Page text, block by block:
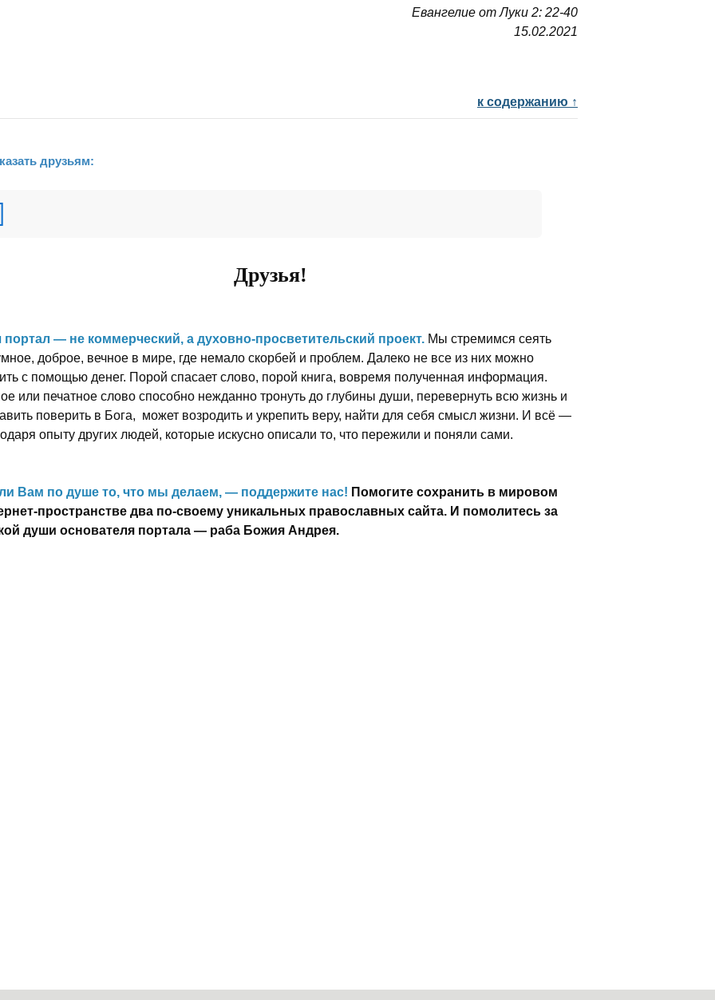
Евангелие от Луки 2: 22-40
15.02.2021
к содержанию ↑
друзьям:
Друзья!
портал — не коммерческий, а духовно-просветительский проект. Мы стремимся сеять
доброе, вечное в мире, где немало скорбей и проблем. Далеко не все из них можно
с помощью денег. Порой спасает слово, порой книга, вовремя полученная информация.
или печатное слово способно нежданно тронуть до глубины души, перевернуть всю жизнь и
поверить в Бога, может возродить и укрепить веру, найти для себя смысл жизни. И всё —
опыту других людей, которые искусно описали то, что пережили и поняли сами.
Вам по душе то, что мы делаем, — поддержите нас! Помогите сохранить в мировом
пространстве два по-своему уникальных православных сайта. И помолитесь за
души основателя портала — раба Божия Андрея.